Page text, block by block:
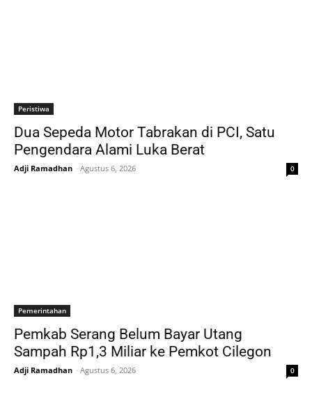
Peristiwa
Dua Sepeda Motor Tabrakan di PCI, Satu
Pengendara Alami Luka Berat
Adji Ramadhan - Agustus 6, 2026 0
Pemerintahan
Pemkab Serang Belum Bayar Utang
Sampah Rp1,3 Miliar ke Pemkot Cilegon
Adji Ramadhan - Agustus 6, 2026 0